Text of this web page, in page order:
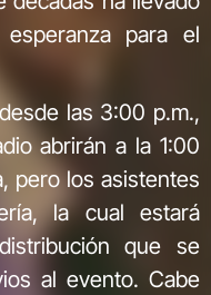
para el
las 3:00 p.m.,
abrirán a la 1:00
pero los asistentes
la cual estará
que se
al evento. Cabe